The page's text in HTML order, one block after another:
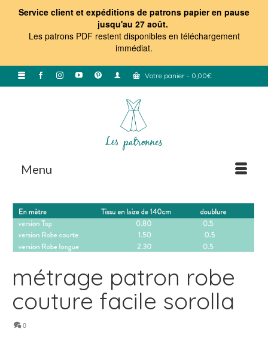
Service client et expéditions de patrons papier en pause
jusqu'au 27 août.
Les patrons PDF restent disponibles en téléchargement
immédiat.
Votre panier - 0,00€
Menu
métrage patron robe
couture facile sorolla
0